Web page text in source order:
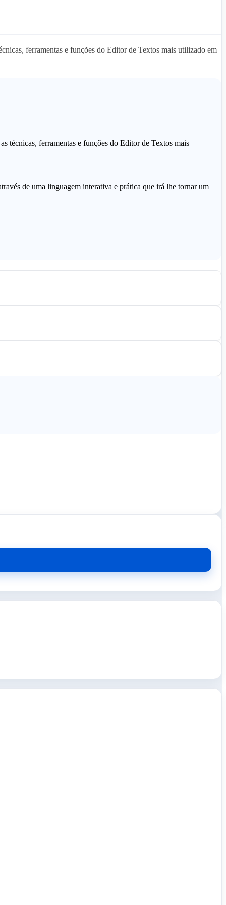
ferramentas e funções do Editor de Textos mais utilizado em
técnicas, ferramentas e funções do Editor de Textos mais
de uma linguagem interativa e prática que irá lhe tornar um